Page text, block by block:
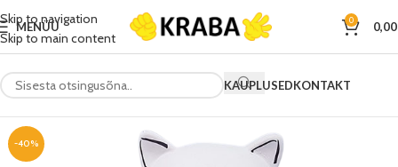
Skip to navigation
Skip to main content
MENÜÜ 0
KAUPLUSEDKONTAKT
-40%